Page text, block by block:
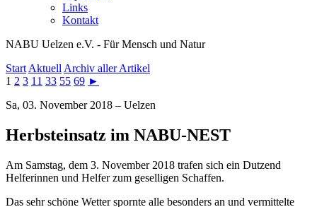
Links
Kontakt
NABU Uelzen e.V. - Für Mensch und Natur
Start Aktuell Archiv aller Artikel
1 2 3 11 33 55 69 ►
Sa, 03. November 2018 – Uelzen
Herbsteinsatz im NABU-NEST
Am Samstag, dem 3. November 2018 trafen sich ein Dutzend
Helferinnen und Helfer zum geselligen Schaffen.
Das sehr schöne Wetter spornte alle besonders an und vermittelte